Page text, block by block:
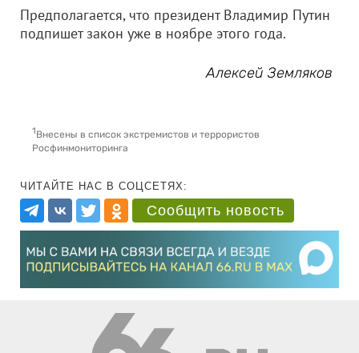
Предполагается, что президент Владимир Путин
подпишет закон уже в ноябре этого года.
Алексей Земляков
1Внесены в список экстремистов и террористов
Росфинмониторинга
ЧИТАЙТЕ НАС В СОЦСЕТЯХ:
Сообщить новость